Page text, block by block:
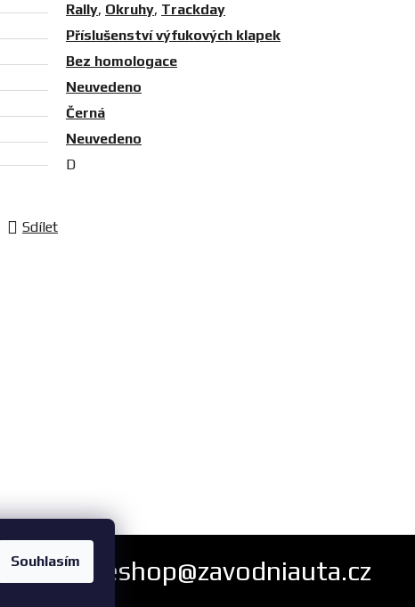
Souhlasím
Rally, Okruhy, Trackday
Příslušenství výfukových klapek
Bez homologace
Neuvedeno
Černá
Neuvedeno
D
Sdílet
eshop@zavodniauta.cz